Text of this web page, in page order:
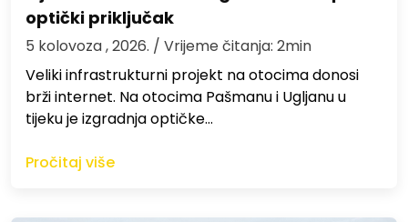
optički priključak
5 kolovoza , 2026. / Vrijeme čitanja: 2min
Veliki infrastrukturni projekt na otocima donosi
brži internet. Na otocima Pašmanu i Ugljanu u
tijeku je izgradnja optičke…
Pročitaj više